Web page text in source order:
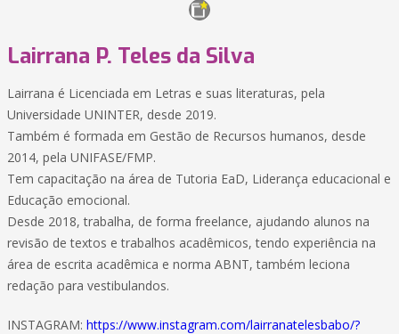
Lairrana P. Teles da Silva
Lairrana é Licenciada em Letras e suas literaturas, pela
Universidade UNINTER, desde 2019.
Também é formada em Gestão de Recursos humanos, desde
2014, pela UNIFASE/FMP.
Tem capacitação na área de Tutoria EaD, Liderança educacional e
Educação emocional.
Desde 2018, trabalha, de forma freelance, ajudando alunos na
revisão de textos e trabalhos acadêmicos, tendo experiência na
área de escrita acadêmica e norma ABNT, também leciona
redação para vestibulandos.
INSTAGRAM: https://www.instagram.com/lairranatelesbabo/?